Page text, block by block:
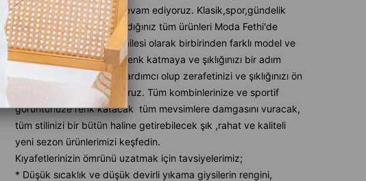
tarzınıza tarz katmaya devam ediyoruz. Klasik,spor,gündelik
nasıl tercih ederseniz aradığınız tüm ürünleri Moda Fethi'de
bulacaksınız. Modafethi ailesi olarak birbirinden farklı model ve
tarzda ürünlerle stilinize renk katmaya ve şıklığınızı bir adım
daha ileriye taşımanıza yardımcı olup zerafetinizi ve şıklığınızı ön
plana çıkarmanızı sağlıyoruz. Tüm kombinlerinize ve sportif
görüntünüze renk katacak tüm mevsimlere damgasını vuracak,
tüm stilinizi bir bütün haline getirebilecek şık ,rahat ve kaliteli
yeni sezon ürünlerimizi keşfedin.
Kıyafetlerinizin ömrünü uzatmak için tavsiyelerimiz;
* Düşük sıcaklık ve düşük devirli yıkama giysilerin rengini,